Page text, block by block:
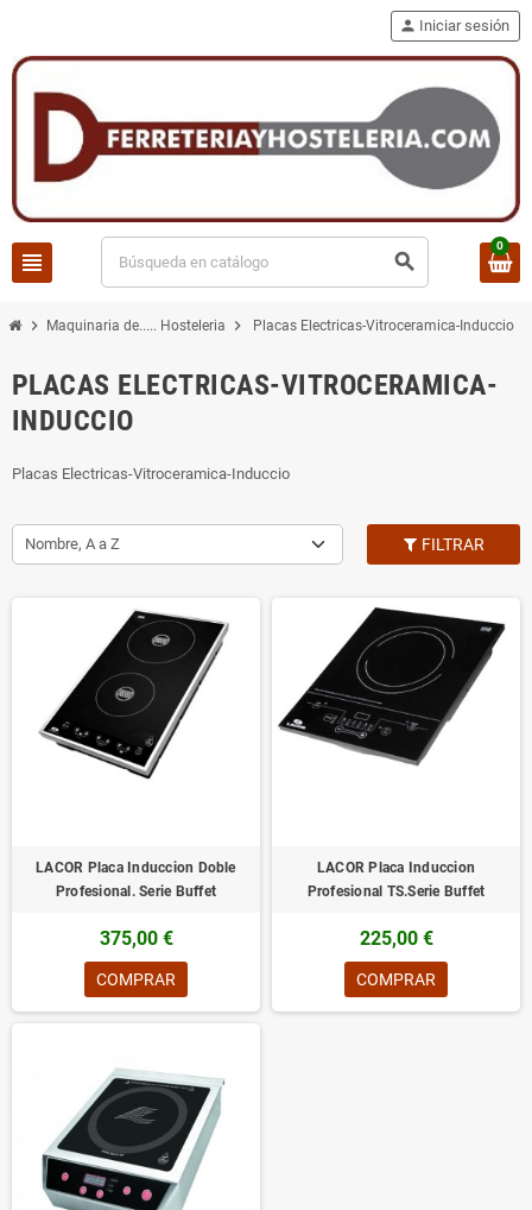
view_headline search
person Iniciar sesión
0
chevron_right Maquinaria de..... Hosteleria chevron_right Placas Electricas-Vitroceramica-Induccio
PLACAS ELECTRICAS-VITROCERAMICA-
INDUCCIO
Placas Electricas-Vitroceramica-Induccio
Nombre, A a Z FILTRAR
LACOR Placa Induccion Doble
Profesional. Serie Buffet
375,00 €
COMPRAR
LACOR Placa Induccion
Profesional TS.Serie Buffet
225,00 €
COMPRAR